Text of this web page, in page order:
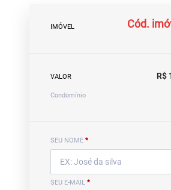
IMÓVEL Cód.
VALOR R$
Condomínio
SEU NOME *
SEU E-MAIL *